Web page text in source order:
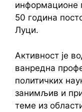
информационе
50 година
Луци.
Активност је
ванредна
политичких
занимљив и
теме из